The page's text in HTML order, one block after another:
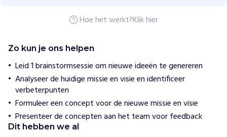
w
i
j
h
e
l
p
e
n
S
Hoe het werkt?Klik hier
Zo kun je ons helpen
Leid 1 brainstormsessie om nieuwe ideeën te genereren
Analyseer de huidige missie en visie en identificeer
verbeterpunten
Formuleer een concept voor de nieuwe missie en visie
Presenteer de concepten aan het team voor feedback
Dit hebben we al